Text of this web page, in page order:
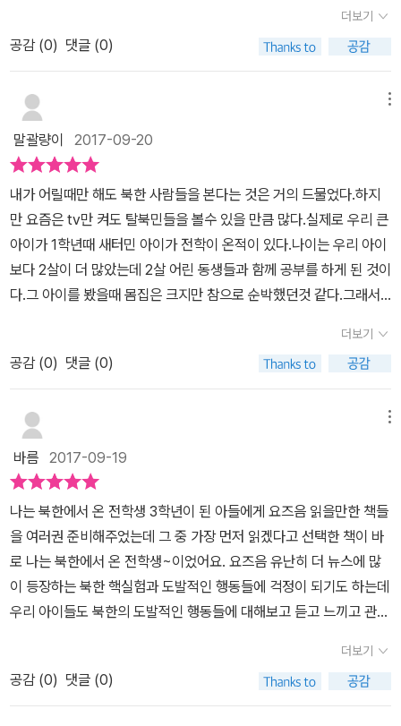
납함으로, 화해하는 자세로 나아감을 동화는 보여줍니다. 우리가 새
터민들을 향해 어떤 모습을 보여야 하는지를 동화는 생각하게 합니
기’를 만들어 가는 겁니다. 이처럼, 점차 ‘이곳의 이야기’가 쌓여갈수
록, 이제 이곳이 그들에게는 ‘새터’에서 멈추지 않고, 그들의 ‘집’이 될
겁니다.
의 닭싸움 경기 규칙, 축구 용어 등이 달라 당황스럽고,아빠가 그립기
도 하지만...그래도 민철이는 사랑 가득한 엄마와 세호 아저씨가 있어
힘든 대한민국에서의 생활을 잘 이겨낼 수 있어 다행이지요.지혜는
탈북자라는 사실을 밝히지 않고자신을 숨기면서 살아야하는 또 다른
데....탈북자라는 사실을 숨겨야지만 더 편안하게 살아갈 수 있다는 이
현실이 말이죠.우리 아이들은 이런 책들을 많이 접하면서...더 넓은 마
음과 시선으로 탈북자들을 대했으면 좋겠습니다. 그 밖에 외국인 노
동자이나 사회적 약자들도요.더불어 함께 살아가는 즐거움과 친구와
의 진정한 우정... 그리고 소소한 일상의 행복을 느낄 수 있는 마음에
대해 배울 수 있는 책이었어요.노란돼지 창작동화 시리즈는 언제나
감동과 재미가 가득이네요.
더보기
공감 (0) 댓글 (0)
말괄량이 2017-09-20
내가 어릴때만 해도 북한 사람들을 본다는 것은 거의 드물었다.하지
만 요즘은 tv만 켜도 탈북민들을 볼수 있을 만큼 많다.실제로 우리 큰
아이가 1학년때 새터민 아이가 전학이 온적이 있다.나이는 우리 아이
보다 2살이 더 많았는데 2살 어린 동생들과 함께 공부를 하게 된 것이
다.그 아이를 봤을때 몸집은 크지만 참으로 순박했던것 같다.그래서
던게 기억난다.아이가 어릴때 보았던 북한에서 온 전학생 이야기를
이 책을 통해 다시한번 보게 되었다. 주인공 민철이는 함경북도 무산
에서 생활하다가 우리나라에 온 아이다.북한에서 우리나라에 온 후
하나원과 쉼터에서 남한에 적응하는 법을 배우기는 했지만 실제로 적
응하는 것이 힘들다는 것을 이야기를 통해 알 수 있다.아이들과 닭싸
움을 하면서도 남한과 북한의 규칙이 달라서 민철이가 어깨를 사용한
것이 반칙이라고 하니 당황스럽기만 하다.엄마는 이러한 사실을 아는
지 모르는지 그저 열심히 배우라고 영어학원도 보내준다.영어학원은
수준별 수업이라 민철이는 5학년이지만 1학년 아이들과 함께 수업을
듣는다.모든것이 낯설고 어울리기가 쉽지 않다.​ 민철이의 아빠는 광
산에서 석탄을 캤는데 광산이 무너지는 사고로 돌아가셨다.그 이후
굶는 날이 많아지고 영양실조에 걸리자 엄마는 민철이를 살리겠다고
탈북을 하게된다.거센 두만강 물살을 가르며 목숨걸고 탈출을 하던
모습을 나타내는 이 페이지를 보니 엄마의 목숨건 사랑이 떠올라 뭉
더보기
공감 (0) 댓글 (0)
바름 2017-09-19
나는 북한에서 온 전학생 3학년이 된 아들에게 요즈음 읽을만한 책들
을 여러권 준비해주었는데 그 중 가장 먼저 읽겠다고 선택한 책이 바
로 나는 북한에서 온 전학생~이었어요. 요즈음 유난히 더 뉴스에 많
이 등장하는 북한 핵실험과 도발적인 행동들에 걱정이 되기도 하는데
우리 아이들도 북한의 도발적인 행동들에 대해보고 듣고 느끼고 관심
이 온다면 아이들은 과연어떻게 반응할까요?함경북도 무산에서 공부
도 운동도 잘하던 민철이는 아버지가 돌아가시고 밥도 제대로 못먹는
어려움을 겪다 중국 브로커를 통해 두만강을 건너 탈북을 하게됩니
더보기
공감 (0) 댓글 (0)